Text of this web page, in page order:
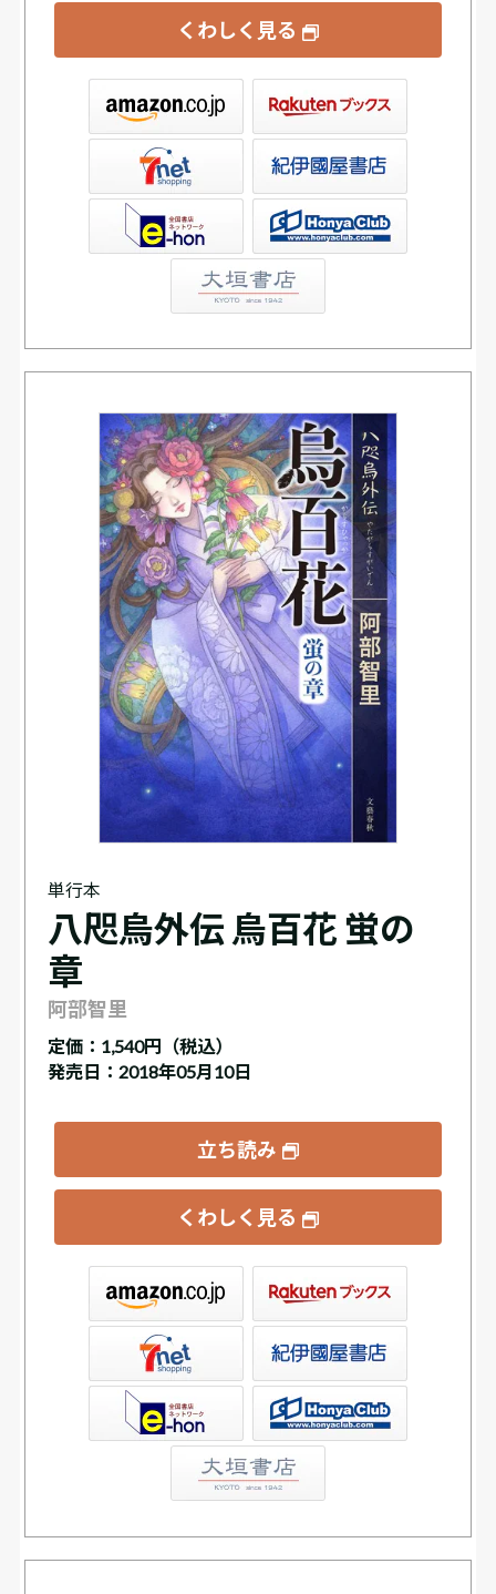
くわしく見る
書店ウェブストア
単行本
八咫烏外伝 烏百花 蛍の
章
阿部智里
定価： 1,540円（税込）
発売日：2018年05月10日
立ち読み
くわしく見る
書店ウェブストア